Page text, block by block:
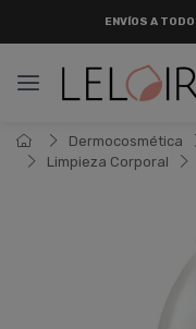
ENVÍOS A
Dermocosmética
Limpieza Corporal